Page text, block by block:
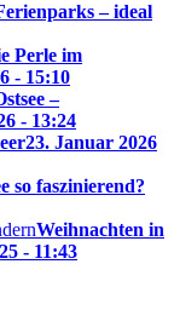
– ideal
Perle im
- 15:10
–
- 13:24
23. Januar 2026
so faszinierend?
Weihnachten in
- 11:43